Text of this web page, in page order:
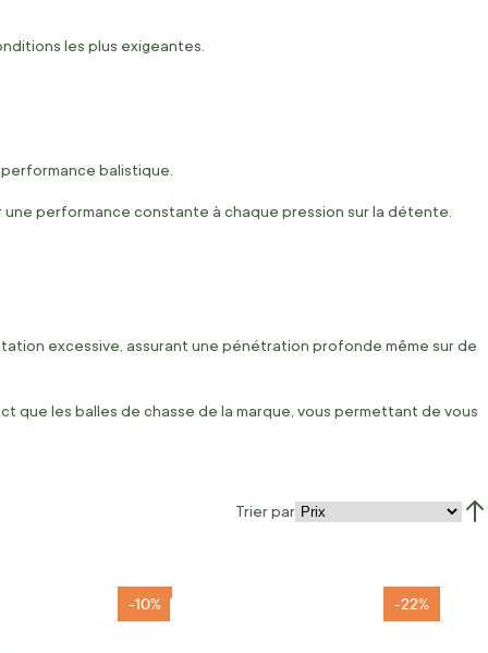
les plus exigeantes.
balistique.
performance constante à chaque pression sur la détente.
excessive, assurant une pénétration profonde même sur de
que les balles de chasse de la marque, vous permettant de vous
Trier par
-10% -22%